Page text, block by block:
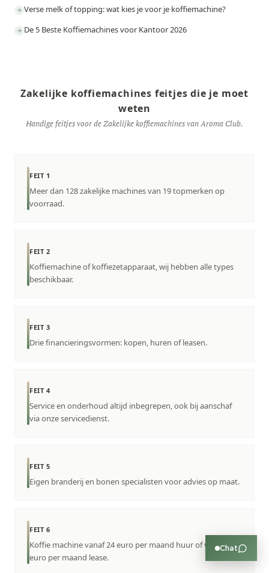
Verse melk of topping: wat kies je voor je koffiemachine?
De 5 Beste Koffiemachines voor Kantoor 2026
Zakelijke koffiemachines feitjes die je moet
weten
Handige feitjes voor de Zakelijke koffiemachines van Aroma Club.
FEIT 1
Meer dan 128 zakelijke machines van 19 topmerken op
voorraad.
FEIT 2
Koffiemachine of koffiezetapparaat, wij hebben alle types
beschikbaar.
FEIT 3
Drie financieringsvormen: kopen, huren of leasen.
FEIT 4
Service en onderhoud altijd inbegrepen, ook bij aanschaf
via onze servicedienst.
FEIT 5
Eigen branderij en bonen specialisten voor advies op maat.
FEIT 6
Koffie machine vanaf 24 euro per maand huur of vanaf 32
euro per maand lease.
Chat